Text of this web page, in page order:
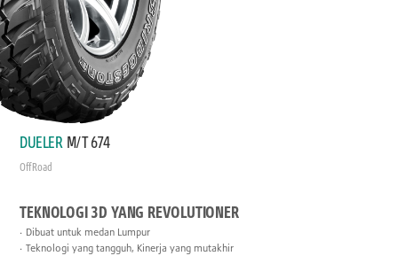
DUELER M/T 674
Off Road
TEKNOLOGI 3D YANG REVOLUTIONER
Dibuat untuk medan Lumpur
Teknologi yang tangguh, Kinerja yang mutakhir